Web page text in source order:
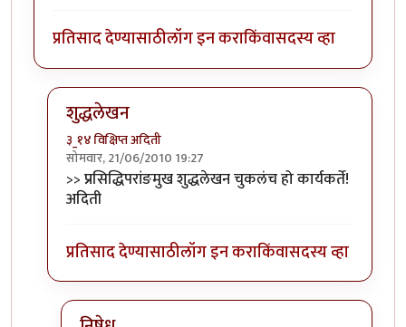
प्रतिसाद देण्यासाठीलॉग इन कराकिंवासदस्य व्हा
शुद्धलेखन
३_१४ विक्षिप्त अदिती
सोमवार, 21/06/2010 19:27
In reply toफालतु.byबिपिन कार्यकर्ते
>> प्रसिद्धिपरांङमुख शुद्धलेखन चुकलंच हो कार्यकर्ते!
अदिती
प्रतिसाद देण्यासाठीलॉग इन कराकिंवासदस्य व्हा